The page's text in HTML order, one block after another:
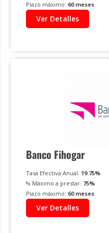
Plazo máximo: 60meses
Ver Detalles
Banco Fihogar
Tasa Efectiva Anual: 19.75%
% Máximo a prestar: 75%
Plazo máximo: 60meses
Ver Detalles